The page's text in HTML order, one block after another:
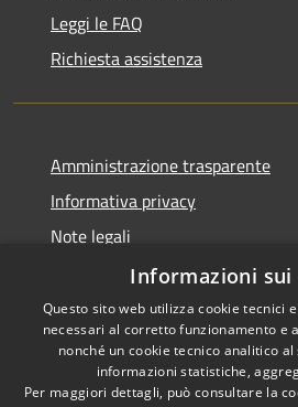
Leggi le FAQ
Richiesta assistenza
Amministrazione trasparente
Informativa privacy
Note legali
Dichiarazione di accessibilità
RSS
Informazioni sui
Questo sito web utilizza cookie tecnici
necessari al corretto funzionamento e
nonché un cookie tecnico analitico
informazioni statistiche,
Per maggiori dettagli, può consultare la